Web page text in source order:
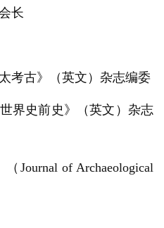
长
考古》（英文）杂志编委
界史前史》（英文）杂志
Journal of Archaeological